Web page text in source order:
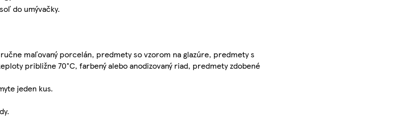
do umývačky.
maľovaný porcelán, predmety so vzorom na glazúre, predmety s
približne 70°C, farbený alebo anodizovaný riad, predmety zdobené
jeden kus.